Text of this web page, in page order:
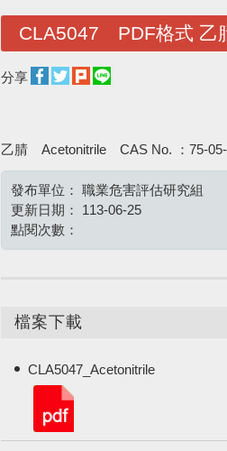
CLA5047 PDF格式
分享
乙腈 Acetonitrile CAS No. ：75-
發布單位： 職業危害評估研究組
更新日期：
113-06-25
點閱次數：
檔案下載
CLA5047_Acetonitrile